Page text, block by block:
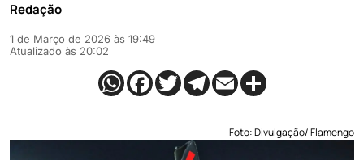
Redação
1 de Março de 2026 às 19:49
Atualizado às 20:02
Foto: Divulgação/ Flamengo